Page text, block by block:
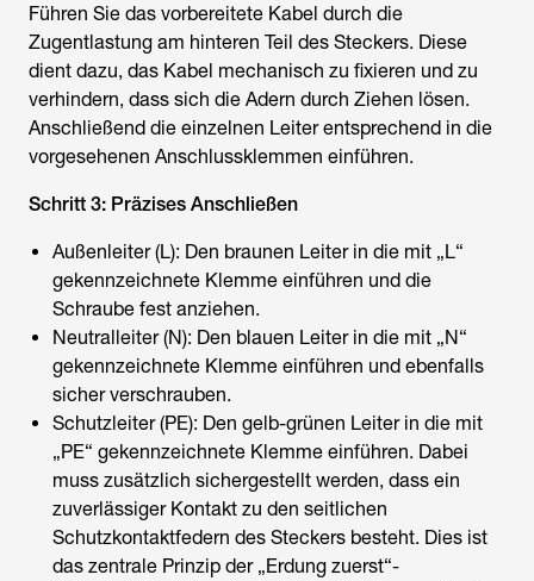
Führen Sie das vorbereitete Kabel durch die
Zugentlastung am hinteren Teil des Steckers. Diese
dient dazu, das Kabel mechanisch zu fixieren und zu
verhindern, dass sich die Adern durch Ziehen lösen.
Anschließend die einzelnen Leiter entsprechend in die
vorgesehenen Anschlussklemmen einführen.
Schritt 3: Präzises Anschließen
Außenleiter (L): Den braunen Leiter in die mit „L“
gekennzeichnete Klemme einführen und die
Schraube fest anziehen.
Neutralleiter (N): Den blauen Leiter in die mit „N“
gekennzeichnete Klemme einführen und ebenfalls
sicher verschrauben.
Schutzleiter (PE): Den gelb-grünen Leiter in die mit
„PE“ gekennzeichnete Klemme einführen. Dabei
muss zusätzlich sichergestellt werden, dass ein
zuverlässiger Kontakt zu den seitlichen
Schutzkontaktfedern des Steckers besteht. Dies ist
das zentrale Prinzip der „Erdung zuerst“-